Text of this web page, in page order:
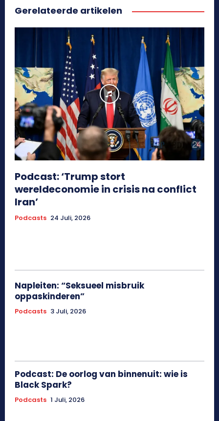
Gerelateerde artikelen
Podcast: ‘Trump stort
wereldeconomie in crisis na conflict
Iran’
Podcasts 24 Juli, 2026
Napleiten: “Seksueel misbruik
oppaskinderen”
Podcasts 3 Juli, 2026
Podcast: De oorlog van binnenuit: wie is
Black Spark?
Podcasts 1 Juli, 2026